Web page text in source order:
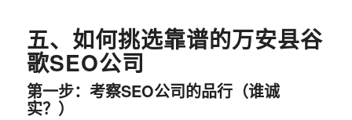
五、如何挑选靠谱的万安县谷
歌SEO公司
第一步：考察SEO公司的品行（谁诚
实？）